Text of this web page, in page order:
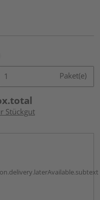
Paket(e)
Stückgut